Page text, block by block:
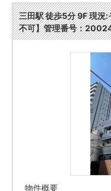
三田駅 徒歩5分 9F 現況
不可】管理番号：
物件概要